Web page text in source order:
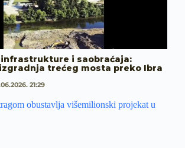
i saobraćaja:
trećeg mosta preko Ibra
21:29